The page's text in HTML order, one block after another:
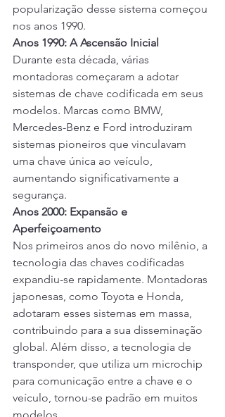
popularização desse sistema começou
nos anos 1990.
Anos 1990: A Ascensão Inicial
Durante esta década, várias
montadoras começaram a adotar
sistemas de chave codificada em seus
modelos. Marcas como BMW,
Mercedes-Benz e Ford introduziram
sistemas pioneiros que vinculavam
uma chave única ao veículo,
aumentando significativamente a
segurança.
Anos 2000: Expansão e
Aperfeiçoamento
Nos primeiros anos do novo milênio, a
tecnologia das chaves codificadas
expandiu-se rapidamente. Montadoras
japonesas, como Toyota e Honda,
adotaram esses sistemas em massa,
contribuindo para a sua disseminação
global. Além disso, a tecnologia de
transponder, que utiliza um microchip
para comunicação entre a chave e o
veículo, tornou-se padrão em muitos